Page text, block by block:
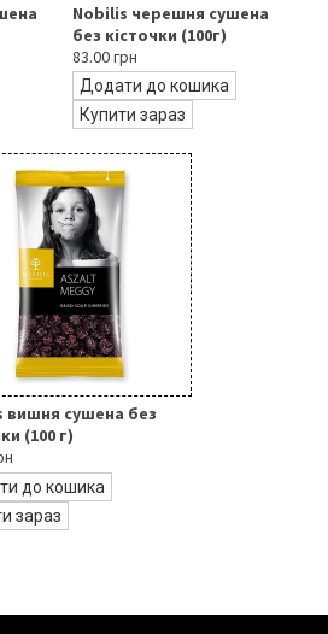
Nobilis черешня сушена
без кісточки (100г)
83.00 грн
Додати до кошика
Купити зараз
вишня сушена без
(100 г)
до кошика
зараз